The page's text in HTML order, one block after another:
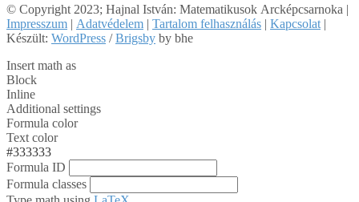
2018-
04-
17
© Copyright 2023; Hajnal István: Matematikusok Arcképcsarnoka |
Impresszum | Adatvédelem | Tartalom felhasználás | Kapcsolat |
Készült: WordPress /Brigsby by bhe
Insert math as
Block
Inline
Additional settings
Formula color
Text color
#333333
Formula ID
Formula classes